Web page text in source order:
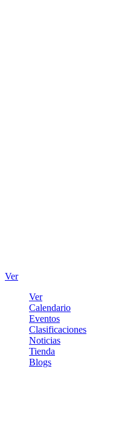
Ver
Ver
Calendario
Eventos
Clasificaciones
Noticias
Tienda
Blogs